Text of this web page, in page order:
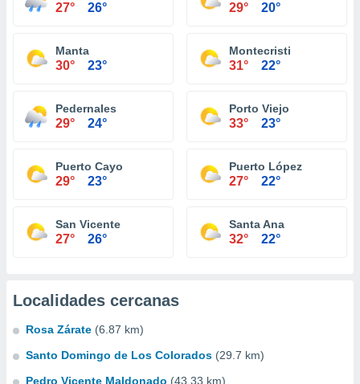
27° 26° 29° 20°
Manta
30° 23°
Montecristi
31° 22°
Pedernales
29° 24°
Porto Viejo
33° 23°
Puerto Cayo
29° 23°
Puerto López
27° 22°
San Vicente
27° 26°
Santa Ana
32° 22°
Localidades cercanas
Rosa Zárate (6.87 km)
Santo Domingo de Los Colorados (29.7 km)
Pedro Vicente Maldonado (43.33 km)